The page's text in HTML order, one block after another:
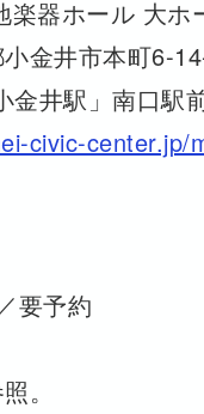
器ホール 大ホ
金井市本町6-
金井駅」南口駅
civic-center.jp/
要予約
。